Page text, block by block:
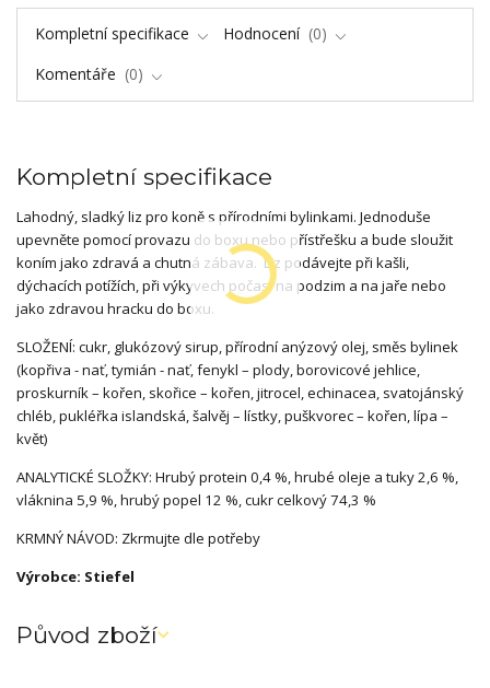
Kompletní specifikace Hodnocení
0
Komentáře
0
Kompletní specifikace
Lahodný, sladký liz pro koně s přírodními bylinkami. Jednoduše
upevněte pomocí provazu do boxu nebo přístřešku a bude sloužit
koním jako zdravá a chutná zábava. Liz podávejte při kašli,
dýchacích potížích, při výkyvech počasí na podzim a na jaře nebo
jako zdravou hracku do boxu.
SLOŽENÍ: cukr, glukózový sirup, přírodní anýzový olej, směs bylinek
(kopřiva - nať, tymián - nať, fenykl – plody, borovicové jehlice,
proskurník – kořen, skořice – kořen, jitrocel, echinacea, svatojánský
chléb, pukléřka islandská, šalvěj – lístky, puškvorec – kořen, lípa –
květ)
ANALYTICKÉ SLOŽKY: Hrubý protein 0,4 %, hrubé oleje a tuky 2,6 %,
vláknina 5,9 %, hrubý popel 12 %, cukr celkový 74,3 %
KRMNÝ NÁVOD: Zkrmujte dle potřeby
Výrobce: Stiefel
Původ zboží